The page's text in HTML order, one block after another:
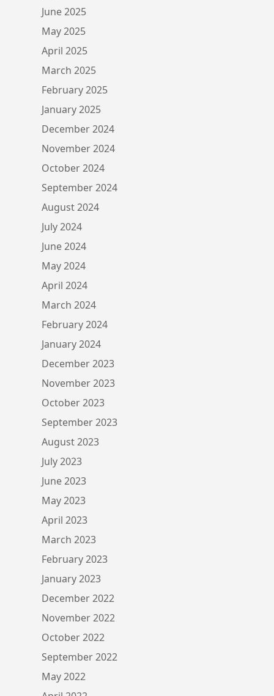
June 2025
May 2025
April 2025
March 2025
February 2025
January 2025
December 2024
November 2024
October 2024
September 2024
August 2024
July 2024
June 2024
May 2024
April 2024
March 2024
February 2024
January 2024
December 2023
November 2023
October 2023
September 2023
August 2023
July 2023
June 2023
May 2023
April 2023
March 2023
February 2023
January 2023
December 2022
November 2022
October 2022
September 2022
May 2022